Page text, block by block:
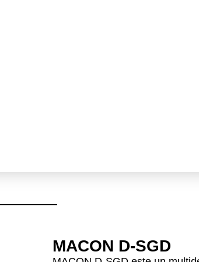
MACON D-SGD